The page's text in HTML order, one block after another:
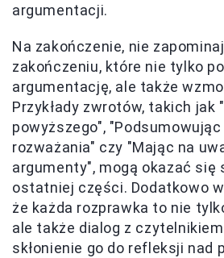
argumentacji.
Na zakończenie, nie
zakończeniu, które nie tylko
argumentację, ale także
Przykłady zwrotów, takich jak
powyższego",
rozważania" czy "Mając na
argumenty", mogą okazać się
ostatniej części. Dodatkowo
że każda rozprawka to nie
ale także dialog z
skłonienie go do refleksji nad